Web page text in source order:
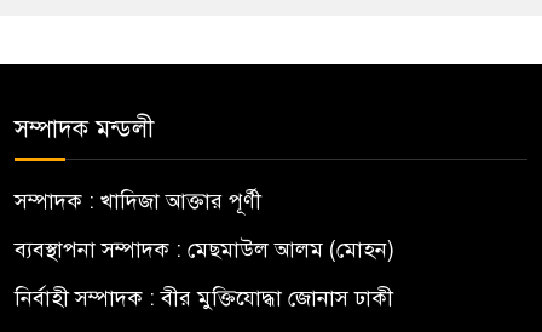
সম্পাদক মন্ডলী
সম্পাদক : খাদিজা আক্তার পূর্ণী
ব্যবস্থাপনা সম্পাদক : মেছমাউল আলম (মোহন)
নির্বাহী সম্পাদক : বীর মুক্তিযোদ্ধা জোনাস ঢাকী